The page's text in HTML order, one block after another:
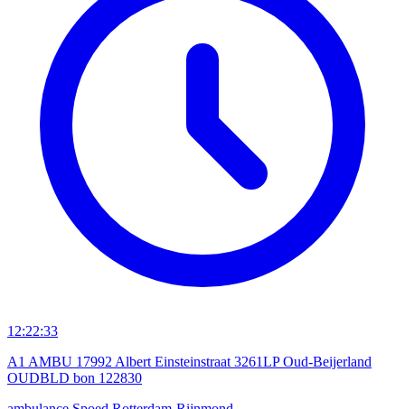
12:22:33
A1 AMBU 17992 Albert Einsteinstraat 3261LP Oud-Beijerland
OUDBLD bon 122830